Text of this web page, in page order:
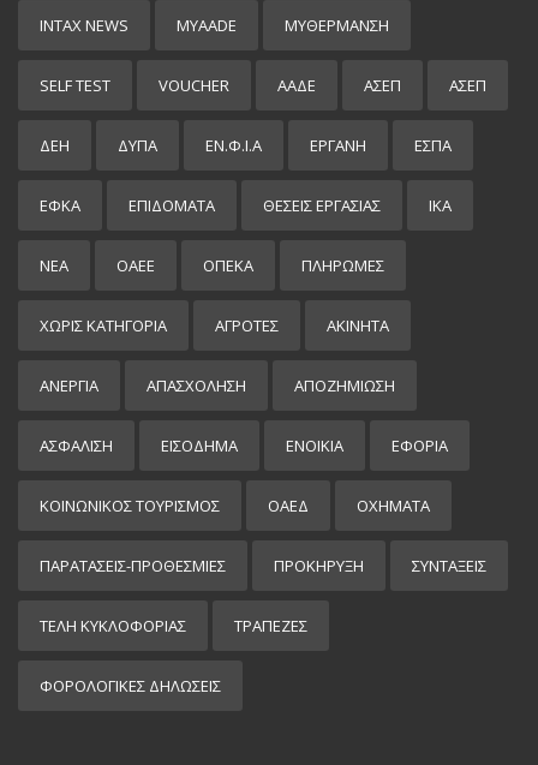
INTAX NEWS MYAADE MYΘΈΡΜΑΝΣΗ
SELF TEST VOUCHER ΑΑΔΕ ΑΣΕΠ ΑΣΕΠ
ΔΕΗ ΔΥΠΑ ΕΝ.Φ.Ι.Α ΕΡΓΑΝΗ ΕΣΠΑ
ΕΦΚΑ ΕΠΙΔΌΜΑΤΑ ΘΕΣΕΙΣ ΕΡΓΑΣΙΑΣ ΙΚΑ
ΝΕΑ ΟΑΕΕ ΟΠΕΚΑ ΠΛΗΡΩΜΕΣ
ΧΩΡΊΣ ΚΑΤΗΓΟΡΊΑ ΑΓΡΟΤΕΣ ΑΚΙΝΗΤΑ
ΑΝΕΡΓΙΑ ΑΠΑΣΧΟΛΗΣΗ ΑΠΟΖΗΜΙΩΣΗ
ΑΣΦΑΛΙΣΗ ΕΙΣΌΔΗΜΑ ΕΝΟΙΚΙΑ ΕΦΟΡΙΑ
ΚΟΙΝΩΝΙΚΟΣ ΤΟΥΡΙΣΜΟΣ ΟΑΕΔ ΟΧΗΜΑΤΑ
ΠΑΡΑΤΑΣΕΙΣ-ΠΡΟΘΕΣΜΙΕΣ ΠΡΟΚΉΡΥΞΗ ΣΥΝΤΑΞΕΙΣ
ΤΕΛΗ ΚΥΚΛΟΦΟΡΙΑΣ ΤΡΑΠΕΖΕΣ
ΦΟΡΟΛΟΓΙΚΕΣ ΔΗΛΩΣΕΙΣ